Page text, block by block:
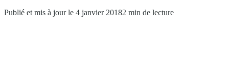
Publié et mis à jour le 4 janvier 20182 min de lecture